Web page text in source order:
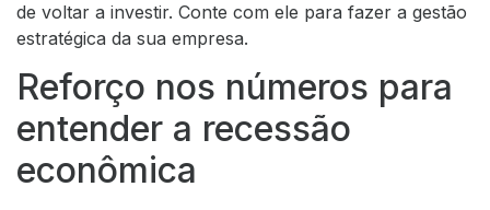
de voltar a investir. Conte com ele para fazer a gestão
estratégica da sua empresa.
Reforço nos números para
entender a recessão
econômica